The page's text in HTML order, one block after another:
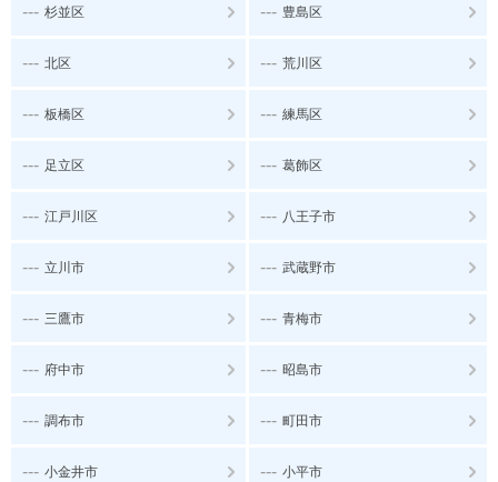
--- 杉並区 --- 豊島区
--- 北区 --- 荒川区
--- 板橋区 --- 練馬区
--- 足立区 --- 葛飾区
--- 江戸川区 --- 八王子市
--- 立川市 --- 武蔵野市
--- 三鷹市 --- 青梅市
--- 府中市 --- 昭島市
--- 調布市 --- 町田市
--- 小金井市 --- 小平市